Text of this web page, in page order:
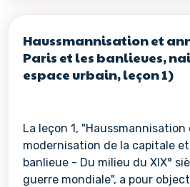
Haussmannisation et
Paris et les banlieues,
espace urbain, leçon 1)
La leçon 1,
modernisation de la capitale
banlieue - Du milieu du XIX°
guerre mondiale", a pour